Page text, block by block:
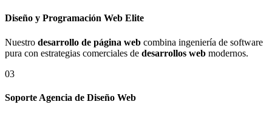
Diseño y Programación Web Elite
Nuestro desarrollo de página web combina ingeniería de software
pura con estrategias comerciales de desarrollos web modernos.
03
Soporte Agencia de Diseño Web